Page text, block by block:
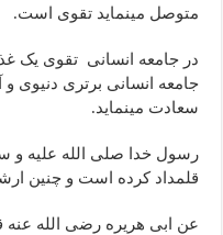
متوصل مینماید تقوی است.
در جامعه انسانی تقوی یک
جامعه انسانی برتری دنیوی
سعادت مینماید.
رسول خدا صلى الله علیه و
قلمداد کرده است و چنین
عن ابی هریره رضى الله عنه